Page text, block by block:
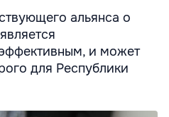
альянса о
и может
для Республики